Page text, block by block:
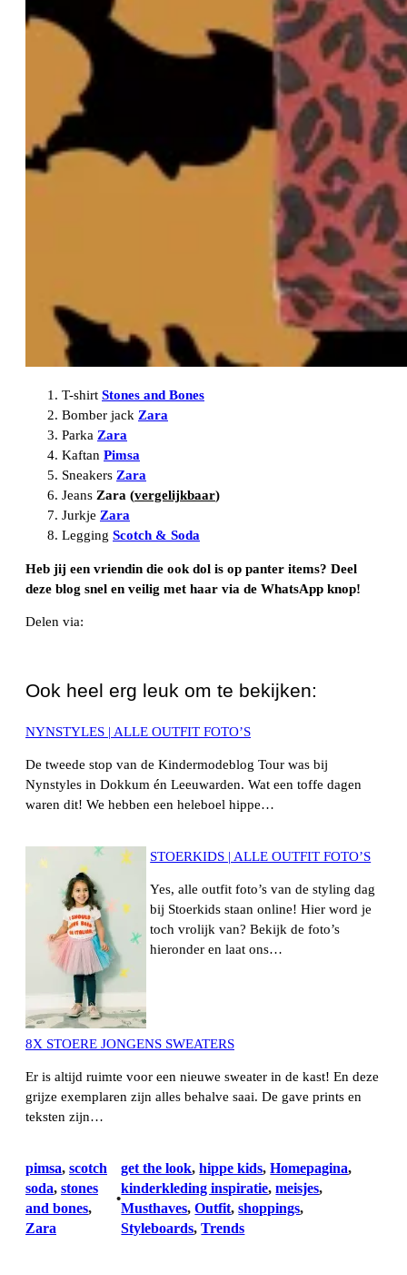
T-shirt Stones and Bones
Bomber jack Zara
Parka Zara
Kaftan Pimsa
Sneakers Zara
Jeans Zara (vergelijkbaar)
Jurkje Zara
Legging Scotch & Soda
Heb jij een vriendin die ook dol is op panter items? Deel
deze blog snel en veilig met haar via de WhatsApp knop!
Delen via:
Ook heel erg leuk om te bekijken:
NYNSTYLES | ALLE OUTFIT FOTO’S
De tweede stop van de Kindermodeblog Tour was bij
Nynstyles in Dokkum én Leeuwarden. Wat een toffe dagen
waren dit! We hebben een heleboel hippe…
STOERKIDS | ALLE OUTFIT FOTO’S
Yes, alle outfit foto’s van de styling dag
bij Stoerkids staan online! Hier word je
toch vrolijk van? Bekijk de foto’s
hieronder en laat ons…
8X STOERE JONGENS SWEATERS
Er is altijd ruimte voor een nieuwe sweater in de kast! En deze
grijze exemplaren zijn alles behalve saai. De gave prints en
teksten zijn…
pimsa, scotch
soda, stones
and bones
Zara
•
get the look, hippe kids, Homepagina
kinderkleding inspiratie, meisjes
Musthaves, Outfit, shoppings
Styleboards, Trends